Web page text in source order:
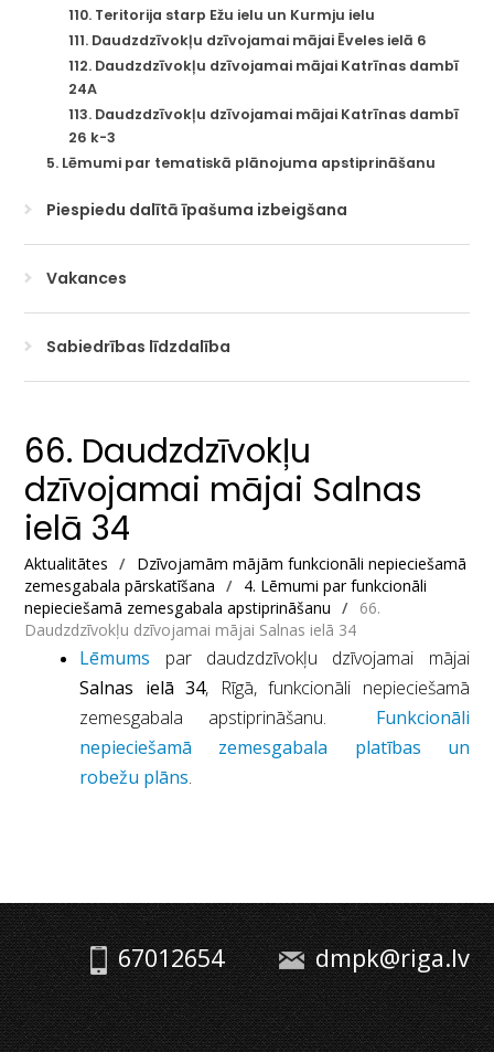
110. Teritorija starp Ežu ielu un Kurmju ielu
111. Daudzdzīvokļu dzīvojamai mājai Ēveles ielā 6
112. Daudzdzīvokļu dzīvojamai mājai Katrīnas dambī
24A
113. Daudzdzīvokļu dzīvojamai mājai Katrīnas dambī
26 k-3
5. Lēmumi par tematiskā plānojuma apstiprināšanu
Piespiedu dalītā īpašuma izbeigšana
Vakances
Sabiedrības līdzdalība
66. Daudzdzīvokļu
dzīvojamai mājai Salnas
ielā 34
Aktualitātes / Dzīvojamām mājām funkcionāli nepieciešamā
zemesgabala pārskatīšana
/ 4. Lēmumi par funkcionāli
nepieciešamā zemesgabala apstiprināšanu
/ 66.
Daudzdzīvokļu dzīvojamai mājai Salnas ielā 34
Lēmums par daudzdzīvokļu dzīvojamai mājai
Salnas ielā 34, Rīgā, funkcionāli nepieciešamā
zemesgabala apstiprināšanu. Funkcionāli
nepieciešamā zemesgabala platības un
robežu plāns.
67012654 dmpk@riga.lv